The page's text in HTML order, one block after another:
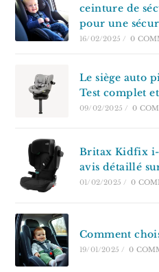
ceinture de
pour une
16/02/2025 / 0
Le siège auto
Test complet
09/02/2025 / 0
Britax Kidfix i-
avis détaillé
01/02/2025 / 0
Comment
19/01/2025 / 0